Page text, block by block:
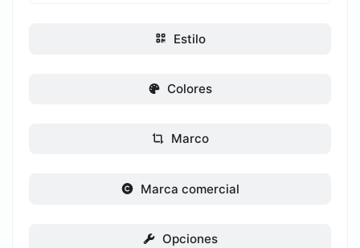
Estilo
Colores
Marco
Marca comercial
Opciones